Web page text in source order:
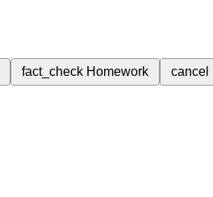
fact_check Homework cancel